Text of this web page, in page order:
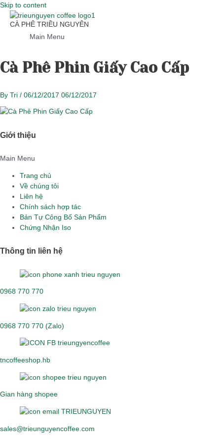
Skip to content
CÀ PHÊ TRIỀU NGUYÊN
Main Menu
Cà Phê Phin Giấy Cao Cấp
By Tri / 06/12/2017 06/12/2017
Giới thiệu
Main Menu
Trang chủ
Về chúng tôi
Liên hệ
Chính sách hợp tác
Bản Tự Công Bố Sản Phẩm
Chứng Nhận Iso
Thông tin liên hệ
0968 770 770
0968 770 770 (Zalo)
tncoffeeshop.hb
Gian hàng shopee
sales@trieunguyencoffee.com